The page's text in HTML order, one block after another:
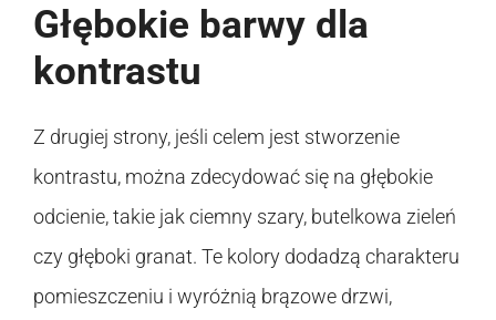
Głębokie barwy dla
kontrastu
Z drugiej strony, jeśli celem jest stworzenie
kontrastu, można zdecydować się na głębokie
odcienie, takie jak ciemny szary, butelkowa zieleń
czy głęboki granat. Te kolory dodadzą charakteru
pomieszczeniu i wyróżnią brązowe drzwi,